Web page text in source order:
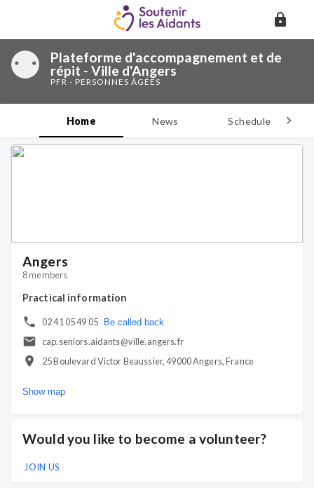
Plateforme d'accompagnement et de
répit - Ville d'Angers
PFR - PERSONNES ÂGÉES
Home News Schedule
Angers
8 members
Practical information
02 41 05 49 05 Be called back
cap.seniors.aidants@ville.angers.fr
25 Boulevard Victor Beaussier, 49000 Angers, France
Show map
Would you like to become a volunteer?
JOIN US